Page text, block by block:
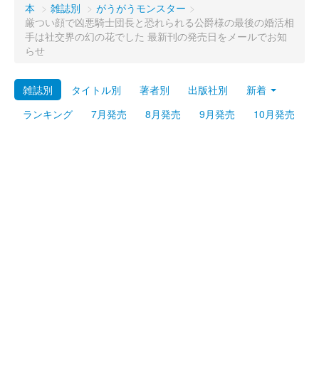
購入管理
Myシェルフ
プレミアム
本 > 雑誌別 > がうがうモンスター >
厳つい顔で凶悪騎士団長と恐れられる公爵様の最後の婚活相
手は社交界の幻の花でした 最新刊の発売日をメールでお知
らせ
雑誌別 タイトル別 著者別 出版社別
新着
ランキング
7月発売 8月発売 9月発売 10月発売